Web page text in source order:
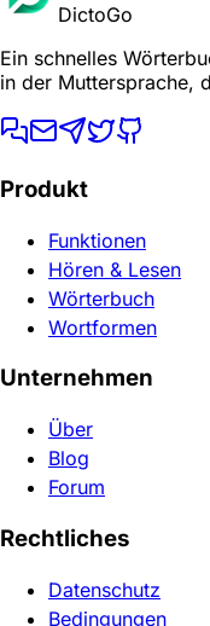
DictoGo
Ein schnelles
in der Muttersprache,
Produkt
Funktionen
Hören & Lesen
Wörterbuch
Wortformen
Unternehmen
Über
Blog
Forum
Rechtliches
Datenschutz
Bedingungen